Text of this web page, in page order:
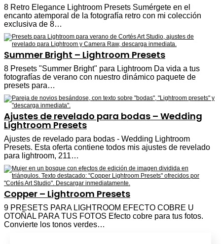
8 Retro Elegance Lightroom Presets Sumérgete en el
encanto atemporal de la fotografía retro con mi colección
exclusiva de 8…
Summer Bright – Lightroom Presets
8 Presets "Summer Bright" para Lightroom Da vida a tus
fotografías de verano con nuestro dinámico paquete de
presets para…
Ajustes de revelado para bodas – Wedding
Lightroom Presets
Ajustes de revelado para bodas - Wedding Lightroom
Presets. Esta oferta contiene todos mis ajustes de revelado
para lightroom, 211…
Copper – Lightroom Presets
9 PRESETS PARA LIGHTROOM EFECTO COBRE U
OTOÑAL PARA TUS FOTOS Efecto cobre para tus fotos.
Convierte los tonos verdes…